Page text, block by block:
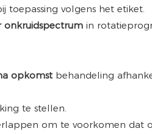
toepassing volgens het etiket.
onkruidspectrum in
opkomst behandeling
te stellen.
om te voorkomen dat